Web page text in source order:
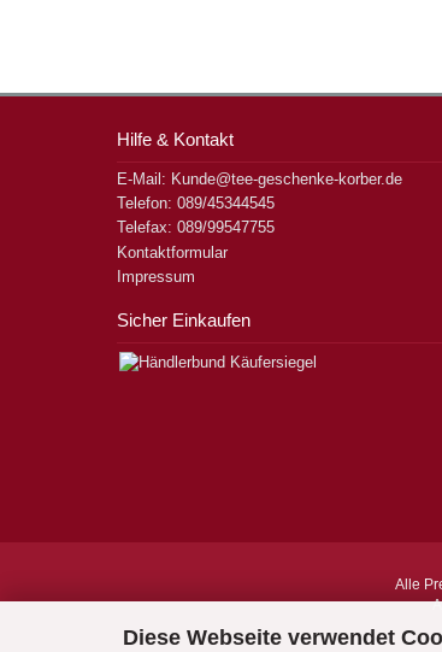
Diese Webseite verwendet
Hilfe & Kontakt
E-Mail: Kunde@tee-geschenke-korber.de
Telefon: 089/45344545
Telefax: 089/99547755
Kontaktformular
Impressum
Sicher Einkaufen
Alle